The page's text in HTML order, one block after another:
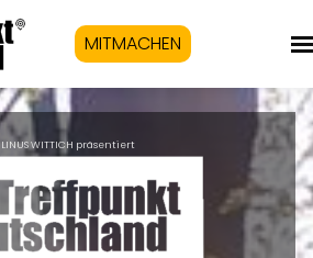
MITMACHEN
LINUS WITTICH präsentiert